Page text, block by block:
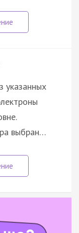
указанных
выбран…